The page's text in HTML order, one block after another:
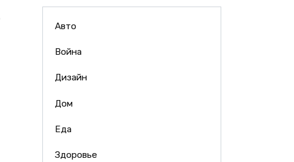
Авто
Война
Дизайн
Дом
Еда
Здоровье